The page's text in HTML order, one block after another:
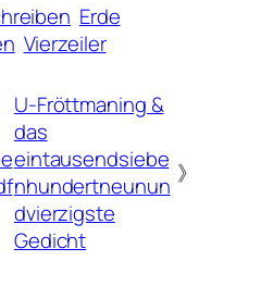
Erde
Vierzeiler
U-Fröttmaning &
das
eintausendsiebe
nhundertneunun
dvierzigste
Gedicht
》